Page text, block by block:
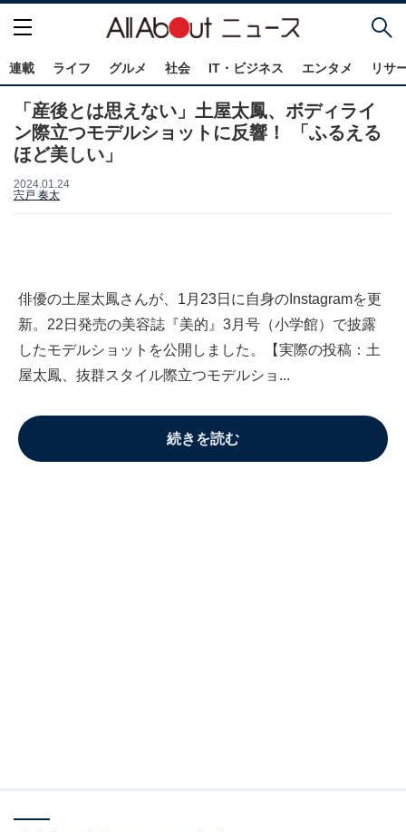
連載 ライフ グルメ 社会 IT・ビジネス エンタメ リサ
「産後とは思えない」土屋太鳳、ボディライ
ン際立つモデルショットに反響！ 「ふるえる
ほど美しい」
2024.01.24
宍戸 奏太
俳優の土屋太鳳さんが、1月23日に自身のInstagramを更
新。22日発売の美容誌『美的』3月号（小学館）で披露
したモデルショットを公開しました。【実際の投稿：土
屋太鳳、抜群スタイル際立つモデルショ...
続きを読む